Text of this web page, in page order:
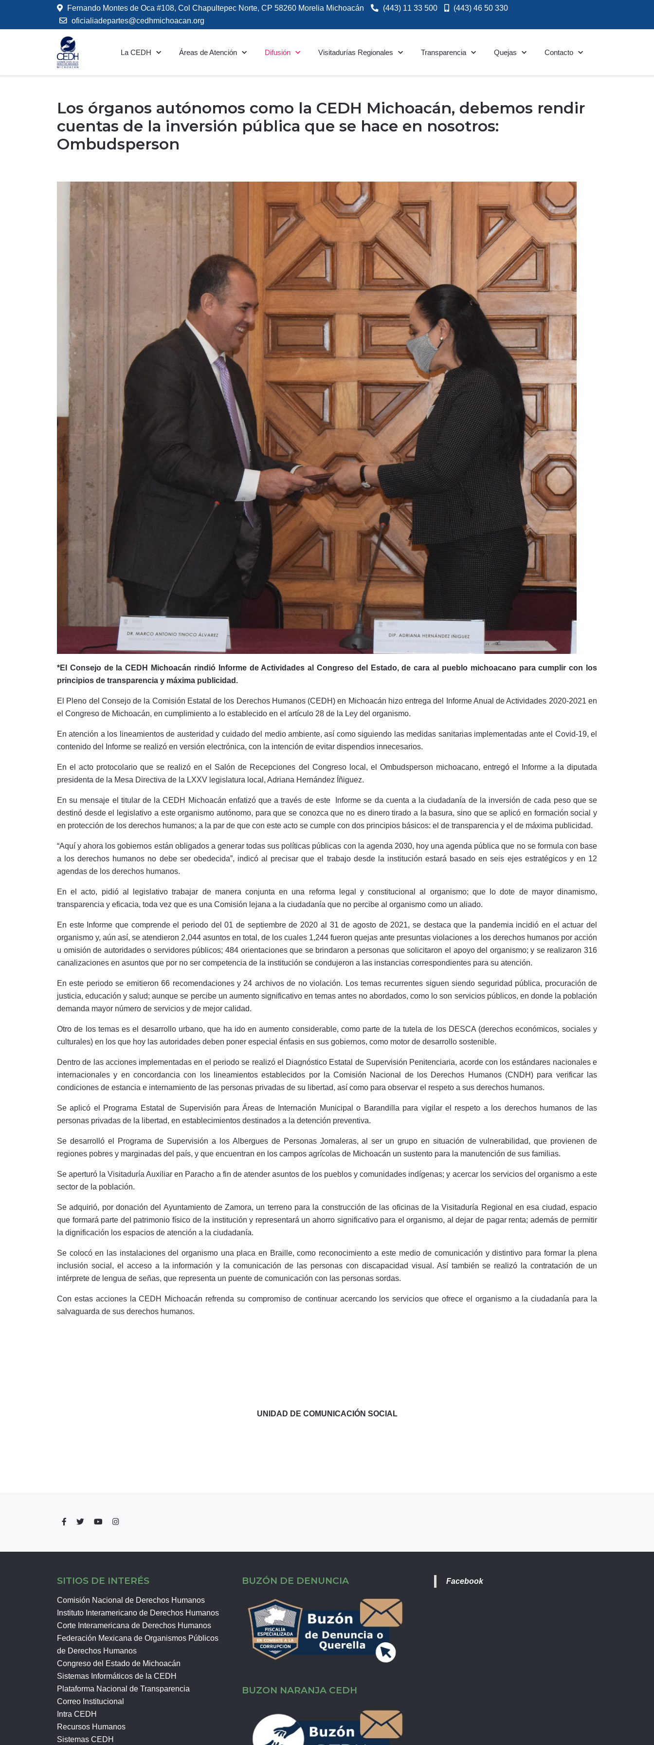
Fernando Montes de Oca #108, Col Chapultepec Norte, CP 58260 Morelia Michoacán (443) 11 33 500
(443) 46 50 330
oficialiadepartes@cedhmichoacan.org
La CEDH Áreas de Atención Difusión Visitadurías Regionales Transparencia Quejas Contacto
Los órganos autónomos como la CEDH Michoacán, debemos rendir
cuentas de la inversión pública que se hace en nosotros:
Ombudsperson
*El Consejo de la CEDH Michoacán rindió Informe de Actividades al Congreso del Estado, de cara al pueblo michoacano para cumplir con los
principios de transparencia y máxima publicidad.
El Pleno del Consejo de la Comisión Estatal de los Derechos Humanos (CEDH) en Michoacán hizo entrega del Informe Anual de Actividades 2020-2021 en
el Congreso de Michoacán, en cumplimiento a lo establecido en el artículo 28 de la Ley del organismo.
En atención a los lineamientos de austeridad y cuidado del medio ambiente, así como siguiendo las medidas sanitarias implementadas ante el Covid-19, el
contenido del Informe se realizó en versión electrónica, con la intención de evitar dispendios innecesarios.
En el acto protocolario que se realizó en el Salón de Recepciones del Congreso local, el Ombudsperson michoacano, entregó el Informe a la diputada
presidenta de la Mesa Directiva de la LXXV legislatura local, Adriana Hernández Íñiguez.
En su mensaje el titular de la CEDH Michoacán enfatizó que a través de este Informe se da cuenta a la ciudadanía de la inversión de cada peso que se
destinó desde el legislativo a este organismo autónomo, para que se conozca que no es dinero tirado a la basura, sino que se aplicó en formación social y
en protección de los derechos humanos; a la par de que con este acto se cumple con dos principios básicos: el de transparencia y el de máxima publicidad.
“Aquí y ahora los gobiernos están obligados a generar todas sus políticas públicas con la agenda 2030, hoy una agenda pública que no se formula con base
a los derechos humanos no debe ser obedecida”, indicó al precisar que el trabajo desde la institución estará basado en seis ejes estratégicos y en 12
agendas de los derechos humanos.
En el acto, pidió al legislativo trabajar de manera conjunta en una reforma legal y constitucional al organismo; que lo dote de mayor dinamismo,
transparencia y eficacia, toda vez que es una Comisión lejana a la ciudadanía que no percibe al organismo como un aliado.
En este Informe que comprende el periodo del 01 de septiembre de 2020 al 31 de agosto de 2021, se destaca que la pandemia incidió en el actuar del
organismo y, aún así, se atendieron 2,044 asuntos en total, de los cuales 1,244 fueron quejas ante presuntas violaciones a los derechos humanos por acción
u omisión de autoridades o servidores públicos; 484 orientaciones que se brindaron a personas que solicitaron el apoyo del organismo; y se realizaron 316
canalizaciones en asuntos que por no ser competencia de la institución se condujeron a las instancias correspondientes para su atención.
En este periodo se emitieron 66 recomendaciones y 24 archivos de no violación. Los temas recurrentes siguen siendo seguridad pública, procuración de
justicia, educación y salud; aunque se percibe un aumento significativo en temas antes no abordados, como lo son servicios públicos, en donde la población
demanda mayor número de servicios y de mejor calidad.
Otro de los temas es el desarrollo urbano, que ha ido en aumento considerable, como parte de la tutela de los DESCA (derechos económicos, sociales y
culturales) en los que hoy las autoridades deben poner especial énfasis en sus gobiernos, como motor de desarrollo sostenible.
Dentro de las acciones implementadas en el periodo se realizó el Diagnóstico Estatal de Supervisión Penitenciaria, acorde con los estándares nacionales e
internacionales y en concordancia con los lineamientos establecidos por la Comisión Nacional de los Derechos Humanos (CNDH) para verificar las
condiciones de estancia e internamiento de las personas privadas de su libertad, así como para observar el respeto a sus derechos humanos.
Se aplicó el Programa Estatal de Supervisión para Áreas de Internación Municipal o Barandilla para vigilar el respeto a los derechos humanos de las
personas privadas de la libertad, en establecimientos destinados a la detención preventiva.
Se desarrolló el Programa de Supervisión a los Albergues de Personas Jornaleras, al ser un grupo en situación de vulnerabilidad, que provienen de
regiones pobres y marginadas del país, y que encuentran en los campos agrícolas de Michoacán un sustento para la manutención de sus familias.
Se aperturó la Visitaduría Auxiliar en Paracho a fin de atender asuntos de los pueblos y comunidades indígenas; y acercar los servicios del organismo a este
sector de la población.
Se adquirió, por donación del Ayuntamiento de Zamora, un terreno para la construcción de las oficinas de la Visitaduría Regional en esa ciudad, espacio
que formará parte del patrimonio físico de la institución y representará un ahorro significativo para el organismo, al dejar de pagar renta; además de permitir
la dignificación los espacios de atención a la ciudadanía.
Se colocó en las instalaciones del organismo una placa en Braille, como reconocimiento a este medio de comunicación y distintivo para formar la plena
inclusión social, el acceso a la información y la comunicación de las personas con discapacidad visual. Así también se realizó la contratación de un
intérprete de lengua de señas, que representa un puente de comunicación con las personas sordas.
Con estas acciones la CEDH Michoacán refrenda su compromiso de continuar acercando los servicios que ofrece el organismo a la ciudadanía para la
salvaguarda de sus derechos humanos.
UNIDAD DE COMUNICACIÓN SOCIAL
SITIOS DE INTERÉS
Comisión Nacional de Derechos Humanos
Instituto Interamericano de Derechos Humanos
Corte Interamericana de Derechos Humanos
Federación Mexicana de Organismos Públicos
de Derechos Humanos
Congreso del Estado de Michoacán
Sistemas Informáticos de la CEDH
Plataforma Nacional de Transparencia
Correo Institucional
Intra CEDH
Recursos Humanos
Sistemas CEDH
BUZÓN DE DENUNCIA
BUZON NARANJA CEDH
Facebook